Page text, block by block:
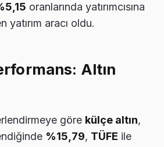
oranlarında yatırımcısına
aracı oldu.
Altın
göre külçe altın,
%15,79, TÜFE ile